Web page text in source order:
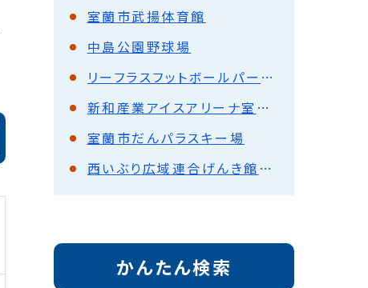
室蘭市武揚体育館
中島公園野球場
リーフラスフットボールパーク（祝津公園サッカー場）
新和産業アイスアリーナ室蘭（室蘭市中島スポーツセンター）
室蘭市だんパラスキー場
西いぶり広域連合げんき館ペトトル
かんたん検索